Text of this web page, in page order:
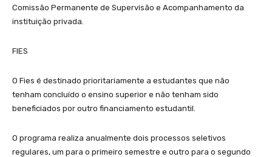
Comissão Permanente de Supervisão e Acompanhamento da
instituição privada.
FIES
O Fies é destinado prioritariamente a estudantes que não
tenham concluído o ensino superior e não tenham sido
beneficiados por outro financiamento estudantil.
O programa realiza anualmente dois processos seletivos
regulares, um para o primeiro semestre e outro para o segundo